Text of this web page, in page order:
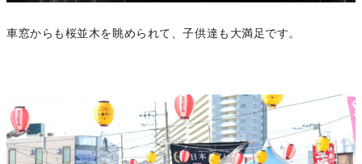
車窓からも桜並木を眺められて、子供達も大満足です。